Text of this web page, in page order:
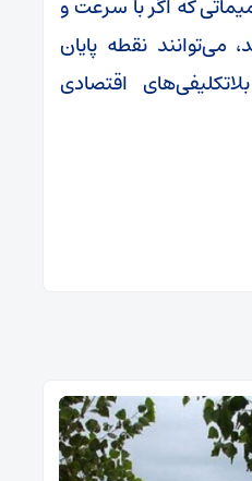
که اگر با سرعت و
نقطه پایان
اقتصادی